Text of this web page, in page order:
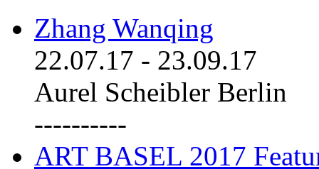
Zhang Wanqing
22.07.17 - 23.09.17
Aurel Scheibler Berlin
----------
ART BASEL 2017